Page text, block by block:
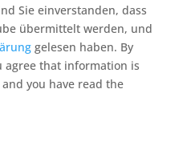
Sie einverstanden, dass
übermittelt werden, und
gelesen haben. By
agree that information is
you have read the